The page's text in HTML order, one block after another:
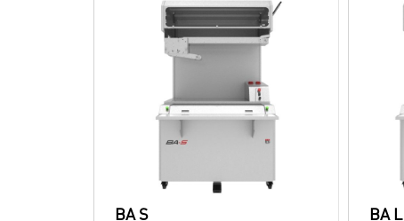
BA S BA L